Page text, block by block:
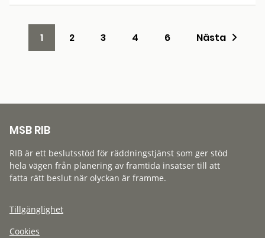
1 2 3 4 6 Nästa
MSB RIB
RIB är ett beslutsstöd för räddningstjänst som ger stöd
hela vägen från planering av framtida insatser till att
fatta rätt beslut när olyckan är framme.
Tillgänglighet
Cookies